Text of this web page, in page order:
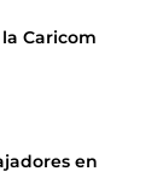
Caricom
en